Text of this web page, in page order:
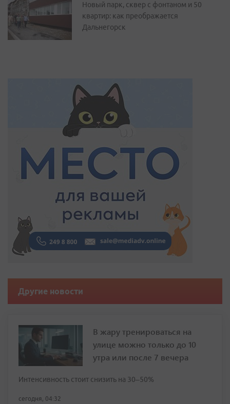
Новый парк, сквер с фонтаном и 50
квартир: как преображается
Дальнегорск
Другие новости
В жару тренироваться на
улице можно только до 10
утра или после 7 вечера
Интенсивность стоит снизить на 30–50%
сегодня, 04:32